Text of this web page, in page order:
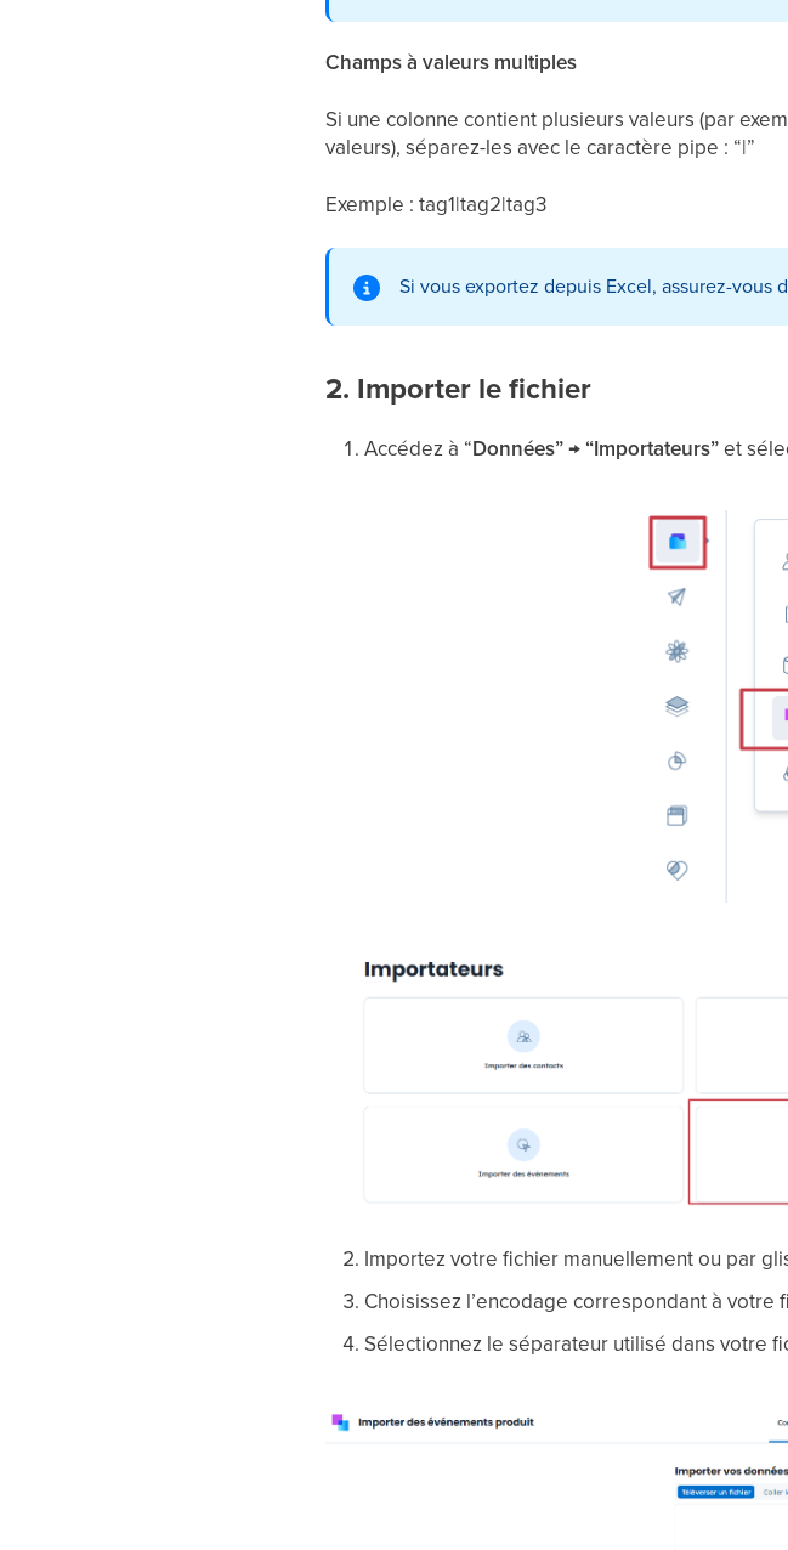
Champs à valeurs multiples
Si une colonne contient plusieurs valeurs (par
valeurs), séparez-les avec le caractère pipe : “|”
Exemple : tag1|tag2|tag3
Si vous exportez depuis Excel, assurez-
2. Importer le fichier
Accédez à “Données” → “Importateurs”et
Importez votre fichier manuellement ou par
Choisissez l’encodage correspondant à votre
Sélectionnez le séparateur utilisé dans votre